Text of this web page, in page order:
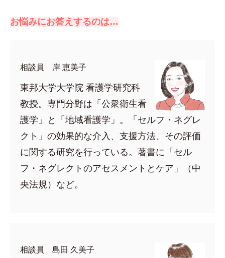
お悩みにお答えするのは…
相談員 岸 恵美子
東邦大学大学院 看護学研究科
教授。専門分野は「公衆衛生看
護学」と「地域看護学」。「セルフ・ネグレ
クト」の効果的な介入、支援方法、その評価
に関する研究を行っている。著書に「セル
フ・ネグレクトのアセスメントとケア」（中
央法規）など。
相談員 島田 久美子